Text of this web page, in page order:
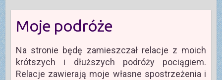
n
t
e
n
t
Moje podróże
Na stronie będę zamieszczał relacje z moich
krótszych i dłuższych podróży pociągiem.
Relacje zawierają moje własne spostrzeżenia i